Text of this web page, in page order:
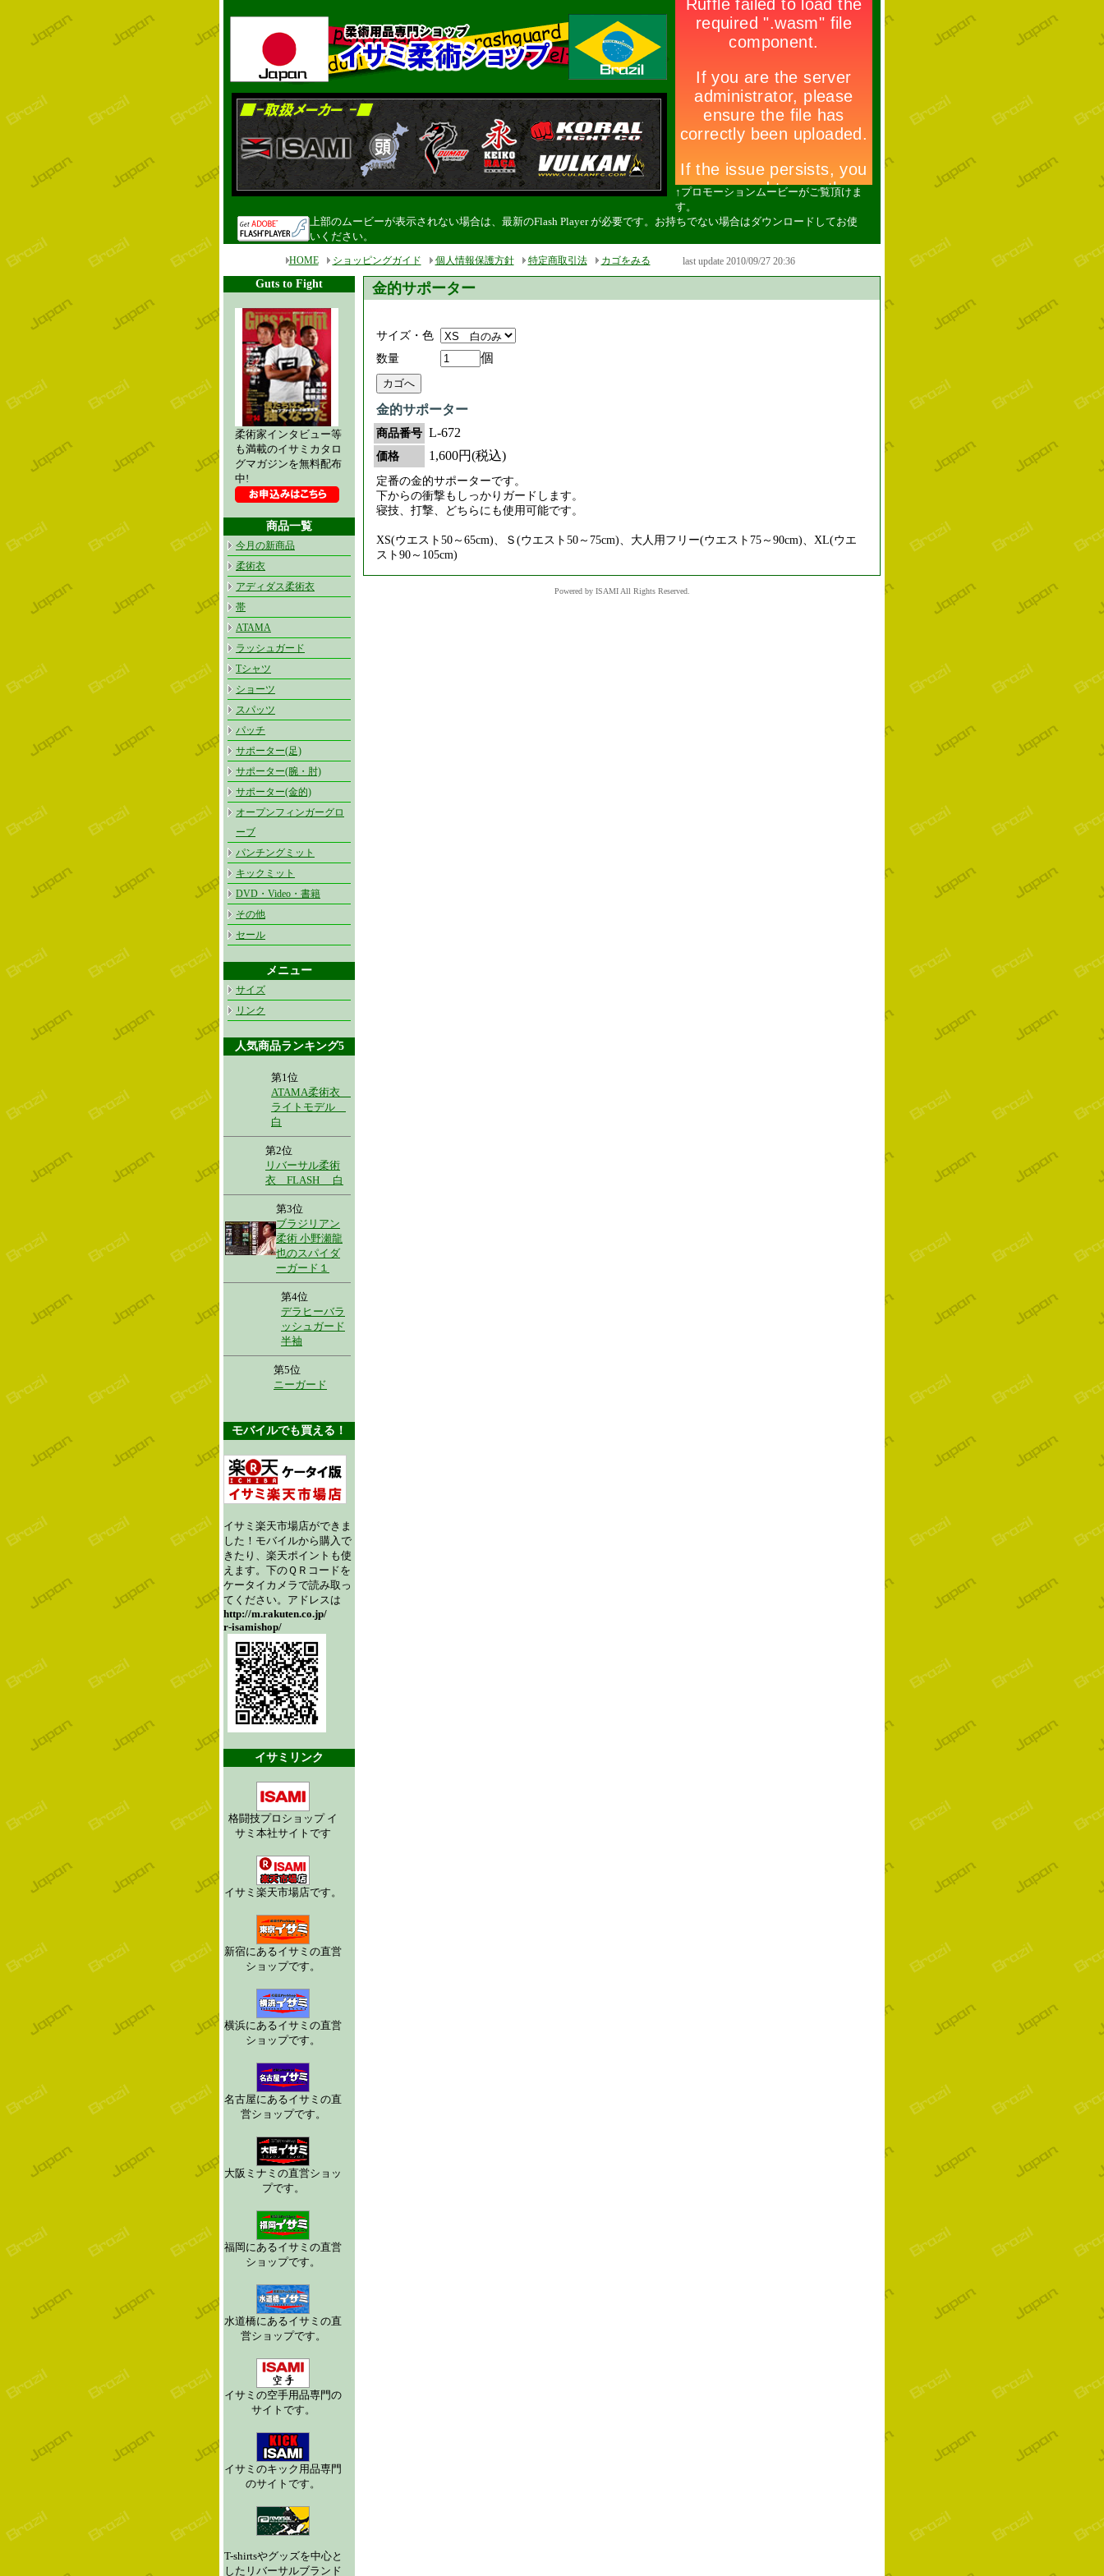
↑プロモーションムービーがご覧頂けま
す。
上部のムービーが表示されない場合は、最新のFlash Player が必要です。お持ちでない場合はダウンロードしてお使
いください。
HOME ショッピングガイド 個人情報保護方針 特定商取引法 カゴをみる last update 2010/09/27 20:36
Guts to Fight
柔術家インタビュー等
も満載のイサミカタロ
グマガジンを無料配布
中!
商品一覧
今月の新商品
柔術衣
アディダス柔術衣
帯
ATAMA
ラッシュガード
Tシャツ
ショーツ
スパッツ
パッチ
サポーター(足)
サポーター(腕・肘)
サポーター(金的)
オープンフィンガーグロ
ーブ
パンチングミット
キックミット
DVD・Video・書籍
その他
セール
メニュー
サイズ
リンク
人気商品ランキング5
第1位
ATAMA柔術衣
ライトモデル
白
第2位
リバーサル柔術
衣 FLASH 白
第3位
ブラジリアン
柔術 小野瀬龍
也のスパイダ
ーガード１
第4位
デラヒーバラ
ッシュガード
半袖
第5位
ニーガード
モバイルでも買える！
イサミ楽天市場店ができま
した！モバイルから購入で
きたり、楽天ポイントも使
えます。下のＱＲコードを
ケータイカメラで読み取っ
てください。アドレスは
http://m.rakuten.co.jp/
r-isamishop/
イサミリンク
格闘技プロショップ イ
サミ本社サイトです
イサミ楽天市場店です。
新宿にあるイサミの直営
ショップです。
横浜にあるイサミの直営
ショップです。
名古屋にあるイサミの直
営ショップです。
大阪ミナミの直営ショッ
プです。
福岡にあるイサミの直営
ショップです。
水道橋にあるイサミの直
営ショップです。
イサミの空手用品専門の
サイトです。
イサミのキック用品専門
のサイトです。
T-shirtsやグッズを中心と
したリバーサルブランド
金的サポーター
サイズ・色
数量
個
金的サポーター
商品番号 L-672
価格 1,600円(税込)
定番の金的サポーターです。
下からの衝撃もしっかりガードします。
寝技、打撃、どちらにも使用可能です。
XS(ウエスト50～65cm)、Ｓ(ウエスト50～75cm)、大人用フリー(ウエスト75～90cm)、XL(ウエ
スト90～105cm)
Powered by ISAMI All Rights Reserved.